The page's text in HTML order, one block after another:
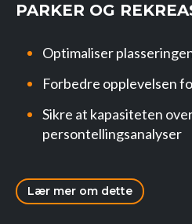
PARKER OG
Optimaliser
Forbedre opplevelsen
Sikre at kapasiteten
persontellingsanalyser
Lær mer om dette